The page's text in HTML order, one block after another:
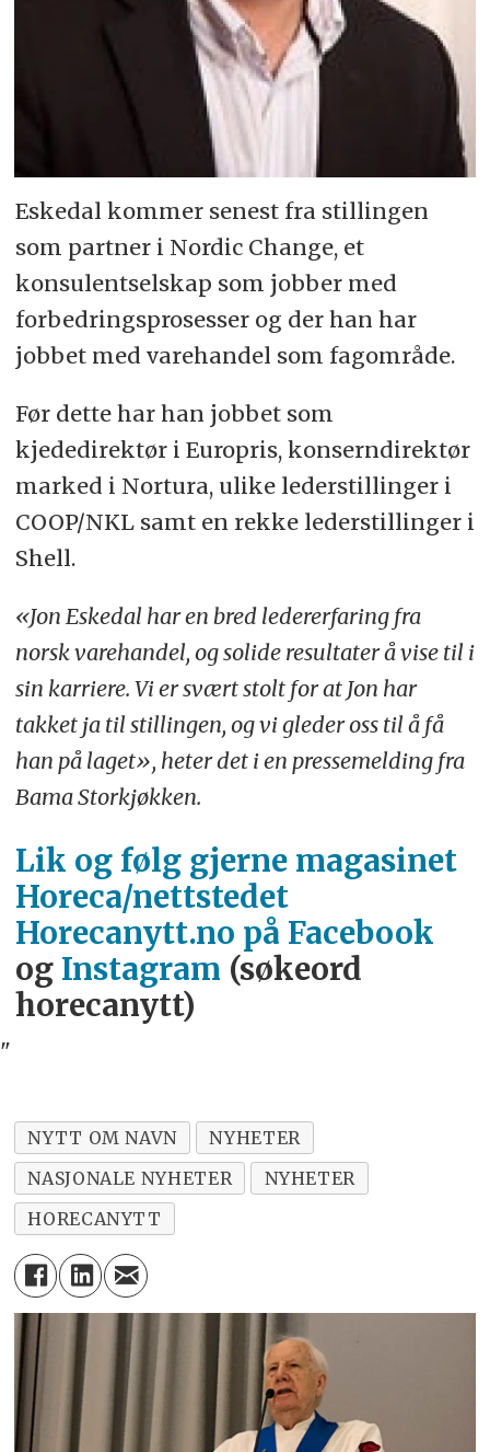
Eskedal kommer senest fra stillingen
som partner i Nordic Change, et
konsulentselskap som jobber med
forbedringsprosesser og der han har
jobbet med varehandel som fagområde.
Før dette har han jobbet som
kjededirektør i Europris, konserndirektør
marked i Nortura, ulike lederstillinger i
COOP/NKL samt en rekke lederstillinger i
Shell.
«Jon Eskedal har en bred ledererfaring fra
norsk varehandel, og solide resultater å vise til i
sin karriere. Vi er svært stolt for at Jon har
takket ja til stillingen, og vi gleder oss til å få
han på laget», heter det i en pressemelding fra
Bama Storkjøkken.
Lik og følg gjerne magasinet
Horeca/nettstedet
Horecanytt.no på Facebook
og Instagram (søkeord
horecanytt)
"
NYTT OM NAVN
NYHETER
NASJONALE NYHETER
NYHETER
HORECANYTT